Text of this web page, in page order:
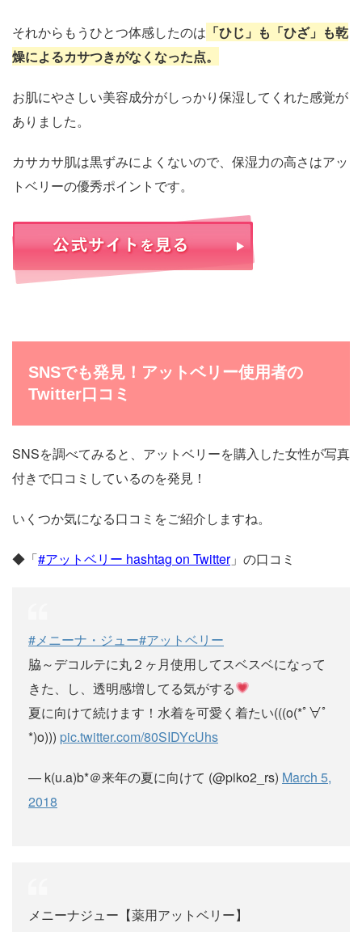
それからもうひとつ体感したのは 「ひじ」も「ひざ」も乾
燥によるカサつきがなくなった点。
お肌にやさしい美容成分がしっかり保湿してくれた感覚が
ありました。
カサカサ肌は黒ずみによくないので、保湿力の高さはアッ
トベリーの優秀ポイントです。
SNSでも発見！アットベリー使用者の
Twitter口コミ
SNSを調べてみると、アットベリーを購入した女性が写真
付きで口コミしているのを発見！
いくつか気になる口コミをご紹介しますね。
◆「#アットベリー hashtag on Twitter」の口コミ
#メニーナ・ジュー#アットベリー
脇～デコルテに丸２ヶ月使用してスベスベになって
きた、し、透明感増してる気がする
夏に向けて続けます！水着を可愛く着たい(((o(*ﾟ∀ﾟ
*)o))) pic.twitter.com/80SIDYcUhs
— k(u.a)b*＠来年の夏に向けて (@piko2_rs) March 5,
2018
メニーナジュー【薬用アットベリー】